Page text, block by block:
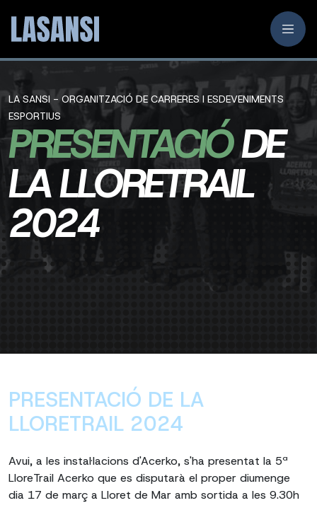
LA SANSI - ORGANITZACIÓ DE CARRERES I ESDEVENIMENTS
ESPORTIUS
PRESENTACIÓDE
LA LLORETRAIL
2024
PRESENTACIÓ DE LA
LLORETRAIL 2024
Avui, a les instal·lacions d'Acerko, s'ha presentat la 5ª
LloreTrail Acerko que es disputarà el proper diumenge
dia 17 de març a Lloret de Mar amb sortida a les 9.30h